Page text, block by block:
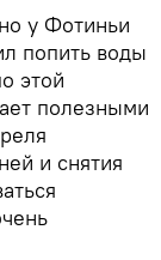
у Фотиньи
попить воды
этой
полезными
и снятия